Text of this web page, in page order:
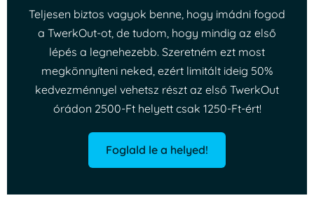
Teljesen biztos vagyok benne, hogy imádni fogod
a TwerkOut-ot, de tudom, hogy mindig az első
lépés a legnehezebb. Szeretném ezt most
megkönnyíteni neked, ezért limitált ideig 50%
kedvezménnyel vehetsz részt az első TwerkOut
órádon 2500-Ft helyett csak 1250-Ft-ért!
Foglald le a helyed!